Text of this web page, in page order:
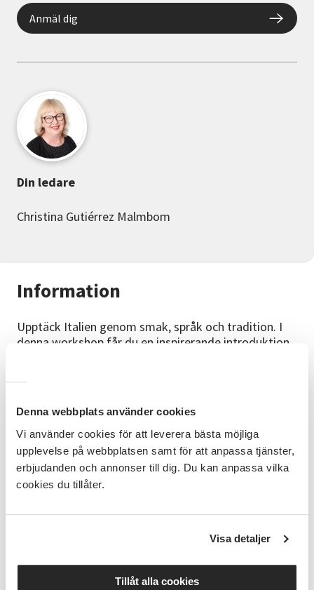
Denna webbplats använder cookies
Vi använder cookies för att leverera bästa möjliga
upplevelse på webbplatsen samt för att anpassa tjänster,
erbjudanden och annonser till dig. Du kan anpassa vilka
cookies du tillåter.
Visa detaljer
Tillåt alla cookies
Information
Upptäck Italien genom smak, språk och tradition. I
denna workshop får du en inspirerande introduktion
lättsamma konversationsövningar med fokus på mat
och restaurangbesök. Du får dessutom med dig ett
praktiskt kompendium med grundläggande matord
och fraser. Perfekt för dig som vill resa, njuta – och
förstå vad som egentligen står på menyn.
Alla som är intresserade av Italien och italiensk mat
Efter avslutad kurs bör du kunna några enkla
Anmäl dig
Din ledare
Christina Gutiérrez Malmbom